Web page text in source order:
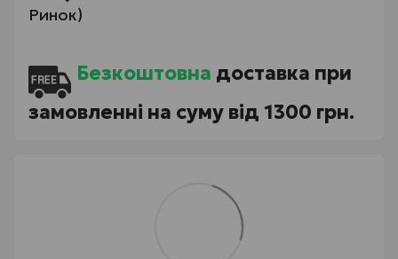
Ринок)
Безкоштовна доставка при
замовленні на суму від 1300 грн.